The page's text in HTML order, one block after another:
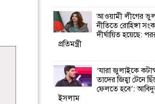
আওয়ামী লীগের
নীতিতে রোহিঙ্গা
দীর্ঘায়িত হয়েছে:
প্রতিমন্ত্রী
‘যারা জুলাইকে
তাদের জিহ্বা টেনে
ফেলতে হবে’:
ইসলাম